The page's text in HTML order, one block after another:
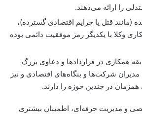
را ارائه می‌دهند.
(مانند قتل یا جرایم اقتصادی گسترده)،
وکلا با یکدیگر رمز موفقیت دائمی بوده
همکاری در قراردادها و دعاوی بزرگ
شرکت‌ها و بنگاه‌های اقتصادی و نیز
در چندین حوزه را دارند.
و مدیریت حرفه‌ای، اطمینان بیشتری